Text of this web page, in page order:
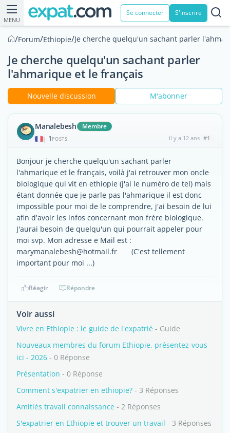
MENU
Se connecter S'inscrire
/Forum/Ethiopie/Je cherche quelqu'un sachant parler
Je cherche quelqu'un sachant parler
l'ahmarique et le français
Nouvelle discussion M'abonner
Manalebesh Membre
| 1 POSTS il y a 12 ans #1
Bonjour je cherche quelqu'un sachant parler
l'ahmarique et le français, voilà j'ai retrouver mon oncle
biologique qui vit en ethiopie (j'ai le numéro de tel) mais
étant donnée que je parle pas l'ahmarique il est donc
impossible pour moi de le comprendre, j'ai besoin de lui
afin d'avoir les infos concernant mon frère biologique.
J'aurai besoin de quelqu'un qui pourrait appeler pour
moi svp. Mon adresse e Mail est :
marymanalebesh@hotmail.fr (C'est tellement
important pour moi ...)
Réagir Répondre
Voir aussi
Vivre en Ethiopie : le guide de l'expatrié - Guide
Nouveaux membres du forum Ethiopie, présentez-vous
ici - 2026 - 0 Réponse
Présentation - 0 Réponse
Comment s'expatrier en ethiopie? - 3 Réponses
Amitiés travail connaissance - 2 Réponses
S'expatrier en Ethiopie et trouver un travail - 3 Réponses